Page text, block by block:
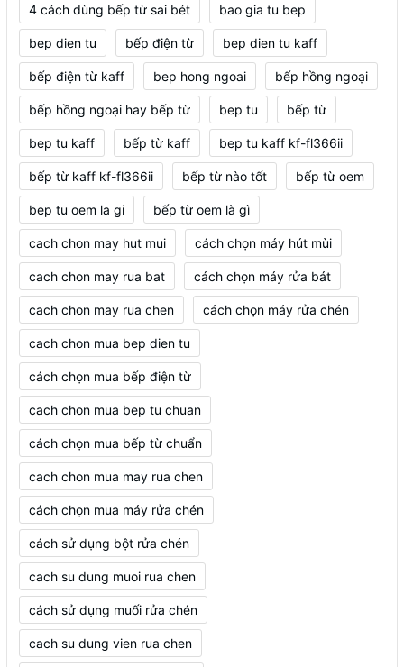
4 cách dùng bếp từ sai bét bao gia tu bep
bep dien tu bếp điện từ bep dien tu kaff
bếp điện từ kaff bep hong ngoai bếp hồng ngoại
bếp hồng ngoại hay bếp từ bep tu bếp từ
bep tu kaff bếp từ kaff bep tu kaff kf-fl366ii
bếp từ kaff kf-fl366ii bếp từ nào tốt bếp từ oem
bep tu oem la gi bếp từ oem là gì
cach chon may hut mui cách chọn máy hút mùi
cach chon may rua bat cách chọn máy rửa bát
cach chon may rua chen cách chọn máy rửa chén
cach chon mua bep dien tu
cách chọn mua bếp điện từ
cach chon mua bep tu chuan
cách chọn mua bếp từ chuẩn
cach chon mua may rua chen
cách chọn mua máy rửa chén
cách sử dụng bột rửa chén
cach su dung muoi rua chen
cách sử dụng muối rửa chén
cach su dung vien rua chen